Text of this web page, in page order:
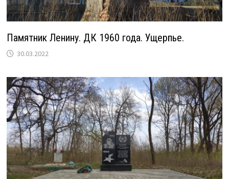
Памятник Ленину. ДК 1960 года. Ущерпье.
30.03.2022